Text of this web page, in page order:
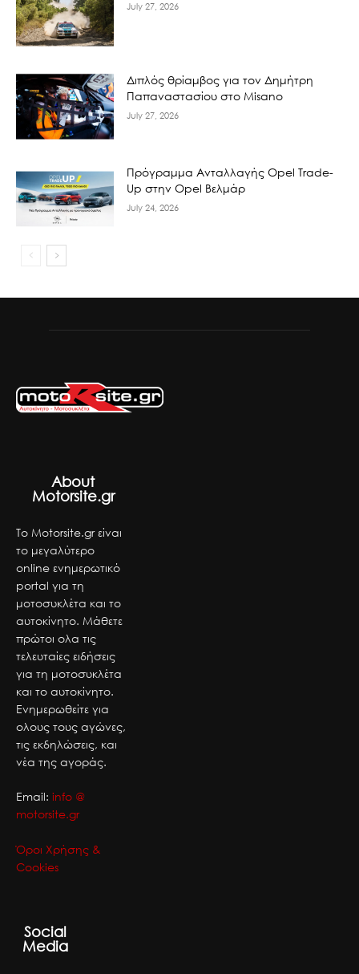
July 27, 2026
Διπλός θρίαμβος για τον Δημήτρη
Παπαναστασίου στο Misano
July 27, 2026
Πρόγραμμα Ανταλλαγής Opel Trade-
Up στην Opel Βελμάρ
July 24, 2026
About
Motorsite.gr
Το Motorsite.gr είναι
το μεγαλύτερο
online ενημερωτικό
portal για τη
μοτοσυκλέτα και το
αυτοκίνητο. Μάθετε
πρώτοι ολα τις
τελευταίες ειδήσεις
για τη μοτοσυκλέτα
και το αυτοκίνητο.
Ενημερωθείτε για
ολους τους αγώνες,
τις εκδηλώσεις, και
νέα της αγοράς.
Email: info @
motorsite.gr
Όροι Χρήσης &
Cookies
Social
Media